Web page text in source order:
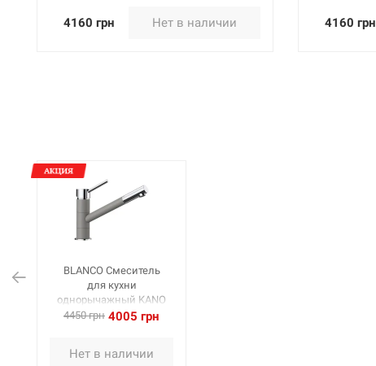
4160 грн Нет в наличии 4160 грн
BLANCO Смеситель
для кухни
однорычажный KANO
хром/алюметаллик
4450 грн 4005 грн
Нет в наличии